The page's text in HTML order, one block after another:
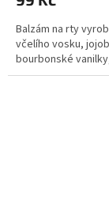
Balzám na rty
včelího vosku,
bourbonské